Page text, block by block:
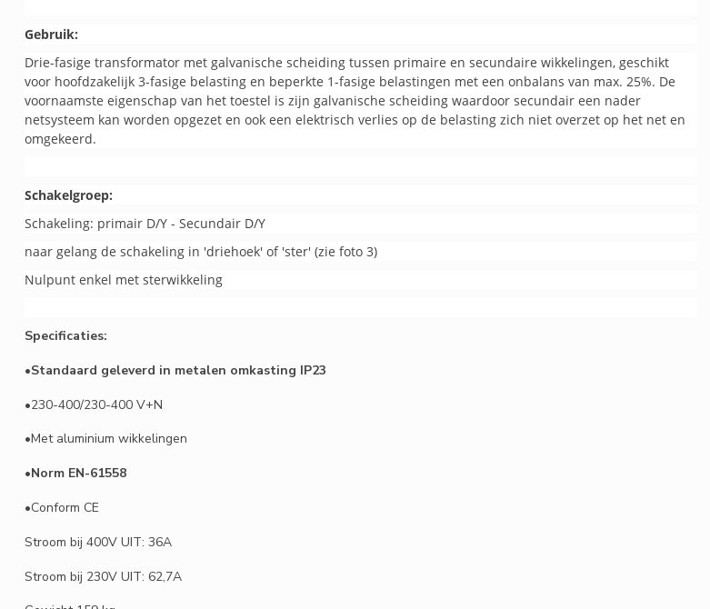
Gebruik:
Drie-fasige transformator met galvanische scheiding tussen primaire en secundaire wikkelingen, geschikt
voor hoofdzakelijk 3-fasige belasting en beperkte 1-fasige belastingen met een onbalans van max. 25%. De
voornaamste eigenschap van het toestel is zijn galvanische scheiding waardoor secundair een nader
netsysteem kan worden opgezet en ook een elektrisch verlies op de belasting zich niet overzet op het net en
omgekeerd.
Schakelgroep:
Schakeling: primair D/Y - Secundair D/Y
naar gelang de schakeling in 'driehoek' of 'ster' (zie foto 3)
Nulpunt enkel met sterwikkeling
Specificaties:
•Standaard geleverd in metalen omkasting IP23
•230-400/230-400 V+N
•Met aluminium wikkelingen
•Norm EN-61558
•Conform CE
Stroom bij 400V UIT: 36A
Stroom bij 230V UIT: 62,7A